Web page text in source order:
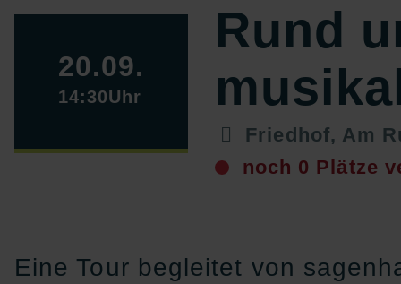
20.09.
14:30Uhr
Rund
Friedhof, Am
noch 0 Plätze
Eine Tour begleitet von